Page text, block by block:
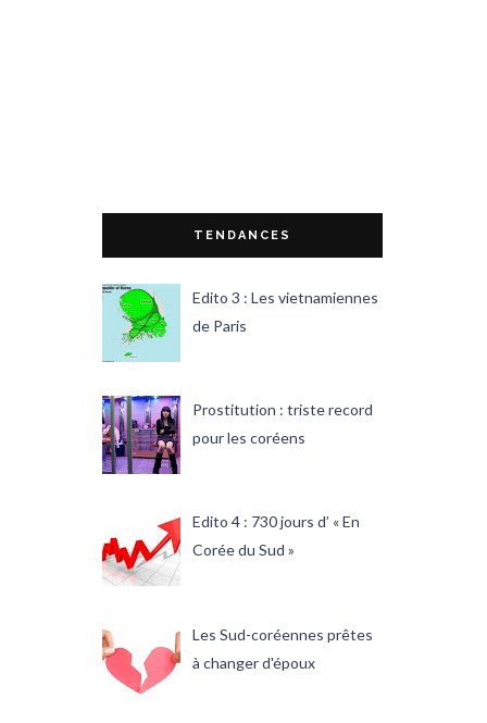
TENDANCES
Edito 3 : Les vietnamiennes
de Paris
Prostitution : triste record
pour les coréens
Edito 4 : 730 jours d’ « En
Corée du Sud »
Les Sud-coréennes prêtes
à changer d'époux